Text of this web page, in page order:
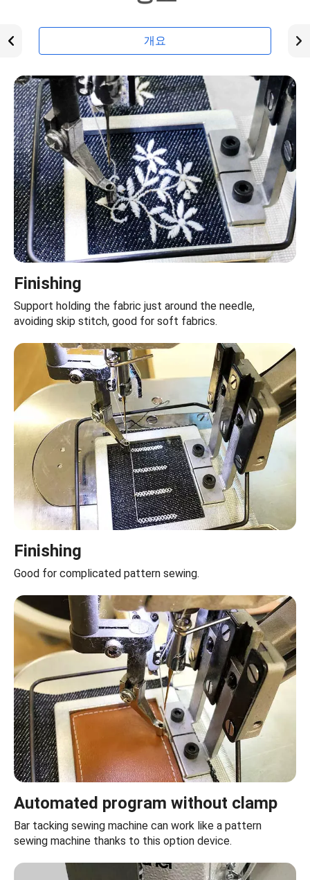
개요
Finishing
Support holding the fabric just around the needle,
avoiding skip stitch, good for soft fabrics.
Finishing
Good for complicated pattern sewing.
Automated program without clamp
Bar tacking sewing machine can work like a pattern
sewing machine thanks to this option device.